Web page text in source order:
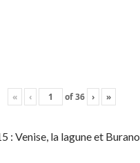
« ‹ of36 › »
: Venise, la lagune et Burano